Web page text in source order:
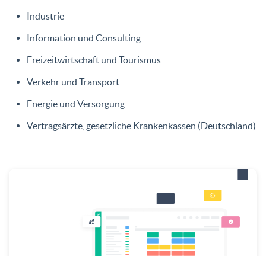
Industrie
Information und Consulting
Freizeitwirtschaft und Tourismus
Verkehr und Transport
Energie und Versorgung
Vertragsärzte, gesetzliche Krankenkassen (Deutschland)